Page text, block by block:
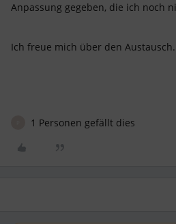
Anpassung gegeben, die ich noch
Ich freue mich über den Austausch.
1 Personen gefällt dies